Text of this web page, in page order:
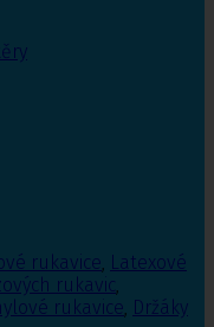
rukavice, Latexové
rukavic,
rukavice, Držáky